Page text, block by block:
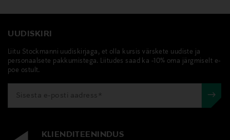
UUDISKIRI
Liitu Stockmanni uudiskirjaga, et olla kursis värskete uudiste ja
personaalsete pakkumistega. Liitudes saad ka -10% oma järgmiselt e-
poe ostult.
KLIENDITEENINDUS